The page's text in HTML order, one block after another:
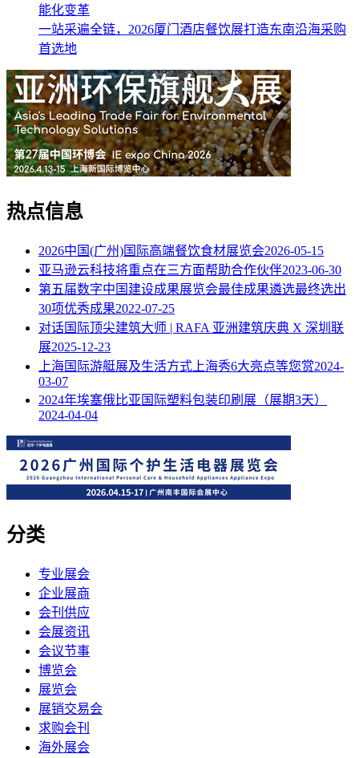
能化变革
一站采遍全链，2026厦门酒店餐饮展打造东南沿海采购
首选地
热点信息
2026中国(广州)国际高端餐饮食材展览会2026-05-15
亚马逊云科技将重点在三方面帮助合作伙伴2023-06-30
第五届数字中国建设成果展览会最佳成果遴选最终选出
30项优秀成果2022-07-25
对话国际顶尖建筑大师 | RAFA 亚洲建筑庆典 X 深圳联
展2025-12-23
上海国际游艇展及生活方式上海秀6大亮点等您赏2024-
03-07
2024年埃塞俄比亚国际塑料包装印刷展（展期3天）
2024-04-04
分类
专业展会
企业展商
会刊供应
会展资讯
会议节事
博览会
展览会
展销交易会
求购会刊
海外展会